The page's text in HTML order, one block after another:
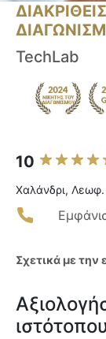
TechLab
10
Χαλάνδρι, Λεωφ.
Σχετικά με την